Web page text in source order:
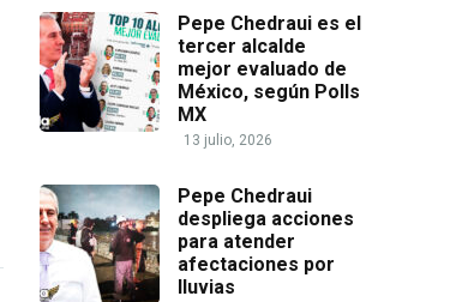
Pepe Chedraui es el
tercer alcalde
mejor evaluado de
México, según Polls
MX
13 julio, 2026
Pepe Chedraui
despliega acciones
para atender
afectaciones por
lluvias